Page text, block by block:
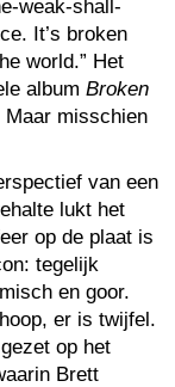
weak-shall-
It’s broken
world.” Het
album Broken
Maar misschien
van een
lukt het
op de plaat is
tegelijk
en goor.
er is twijfel.
op het
Brett